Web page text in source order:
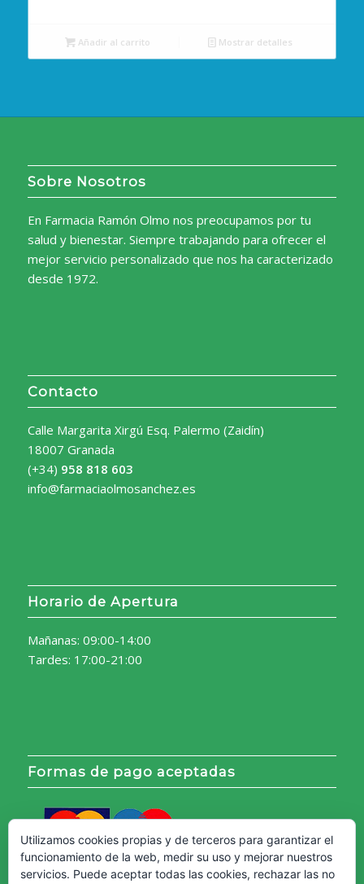
Añadir al carrito Mostrar detalles
Sobre Nosotros
En Farmacia Ramón Olmo nos preocupamos por tu
salud y bienestar. Siempre trabajando para ofrecer el
mejor servicio personalizado que nos ha caracterizado
desde 1972.
Contacto
Calle Margarita Xirgú Esq. Palermo (Zaidín)
18007 Granada
(+34) 958 818 603
info@farmaciaolmosanchez.es
Horario de Apertura
Mañanas: 09:00-14:00
Tardes: 17:00-21:00
Formas de pago aceptadas
Utilizamos cookies propias y de terceros para garantizar el
funcionamiento de la web, medir su uso y mejorar nuestros
servicios. Puede aceptar todas las cookies, rechazar las no